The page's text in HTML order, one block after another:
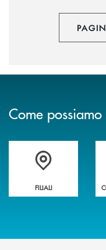
Come possiamo
Trova la filiale&nbsp; più
FILIALI